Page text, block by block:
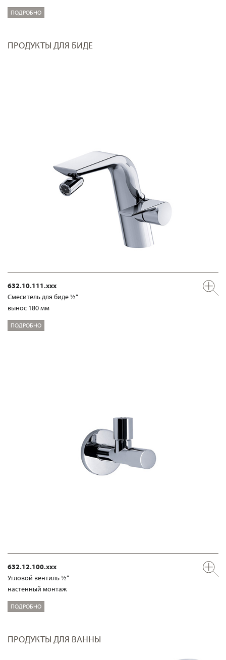
ПОДРОБНО
ПРОДУКТЫ ДЛЯ БИДЕ
632.10.111.xxx
Смеситель для биде ½“
вынос 180 мм
ПОДРОБНО
632.12.100.xxx
Угловой вентиль ½“
настенный монтаж
ПОДРОБНО
ПРОДУКТЫ ДЛЯ ВАННЫ